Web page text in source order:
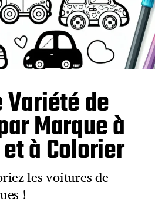
de
Marque à
à Colorier
les voitures de
!